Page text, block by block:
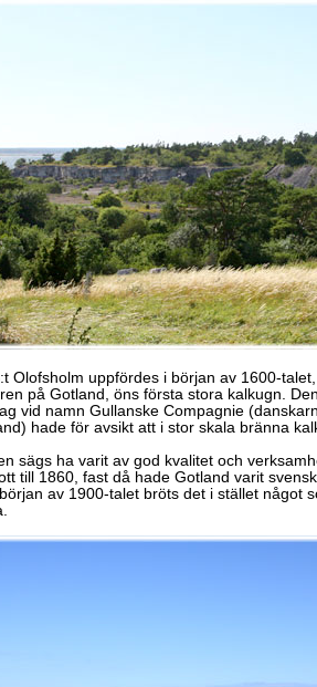
Olofsholm uppfördes i början av 1600-
på Gotland, öns första stora kalkugn.
vid namn Gullanske Compagnie
hade för avsikt att i stor skala bränna
sägs ha varit av god kvalitet och
till 1860, fast då hade Gotland varit
av 1900-talet bröts det i stället något